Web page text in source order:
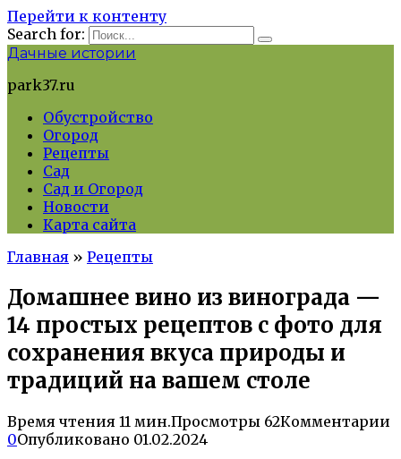
Перейти к контенту
Search for:
Дачные истории
park37.ru
Обустройство
Огород
Рецепты
Сад
Сад и Огород
Новости
Карта сайта
Главная » Рецепты
Домашнее вино из винограда —
14 простых рецептов с фото для
сохранения вкуса природы и
традиций на вашем столе
Время чтения 11 мин.Просмотры 62Комментарии
0Опубликовано 01.02.2024